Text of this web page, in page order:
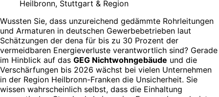
Wussten Sie, dass unzureichend gedämmte Rohrleitungen
und Armaturen in deutschen Gewerbebetrieben laut
Schätzungen der dena für bis zu 30 Prozent der
vermeidbaren Energieverluste verantwortlich sind? Gerade
im Hinblick auf das GEG Nichtwohngebäude und die
Verschärfungen bis 2026 wächst bei vielen Unternehmen
in der Region Heilbronn-Franken die Unsicherheit. Sie
wissen wahrscheinlich selbst, dass die Einhaltung